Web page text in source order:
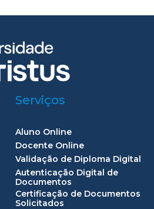
Serviços
Aluno Online
Docente Online
Validação de Diploma Digital
Autenticação Digital de
Documentos
Certificação de Documentos
Solicitados